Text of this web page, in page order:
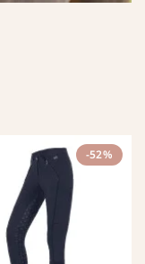
-52%